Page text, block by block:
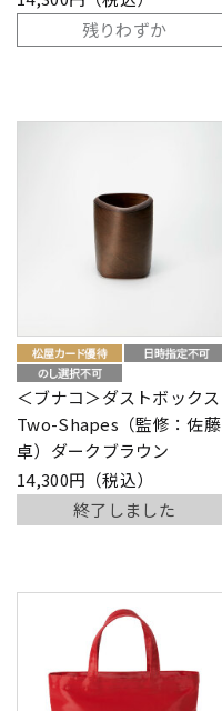
残りわずか
＜ブナコ＞ダストボックス
Two-Shapes（監修：佐藤
卓）ダークブラウン
14,300円（税込）
終了しました